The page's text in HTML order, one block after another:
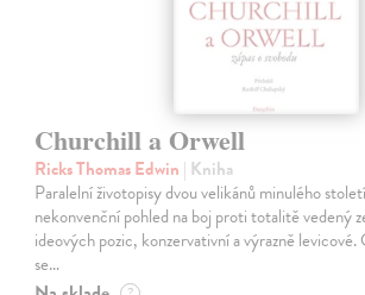
Churchill a Orwell
Ricks Thomas Edwin | Kniha
Paralelní životopisy dvou velikánů minulého
nekonvenční pohled na boj proti totalitě vedený
ideových pozic, konzervativní a výrazně
se…